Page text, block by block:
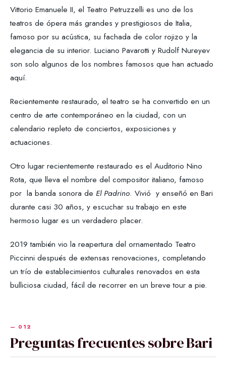
Vittorio Emanuele II, el Teatro Petruzzelli es uno de los
teatros de ópera más grandes y prestigiosos de Italia,
famoso por su acústica, su fachada de color rojizo y la
elegancia de su interior. Luciano Pavarotti y Rudolf Nureyev
son solo algunos de los nombres famosos que han actuado
aquí.
Recientemente restaurado, el teatro se ha convertido en un
centro de arte contemporáneo en la ciudad, con un
calendario repleto de conciertos, exposiciones y
actuaciones.
Otro lugar recientemente restaurado es el Auditorio Nino
Rota, que lleva el nombre del compositor italiano, famoso
por la banda sonora de El Padrino. Vivió y enseñó en Bari
durante casi 30 años, y escuchar su trabajo en este
hermoso lugar es un verdadero placer.
2019 también vio la reapertura del ornamentado Teatro
Piccinni después de extensas renovaciones, completando
un trío de establecimientos culturales renovados en esta
bulliciosa ciudad, fácil de recorrer en un breve tour a pie.
Preguntas frecuentes sobre Bari